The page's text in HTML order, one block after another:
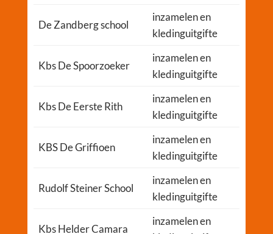
De Zandberg school
inzamelen en
kledinguitgifte
Kbs De Spoorzoeker
inzamelen en
kledinguitgifte
Kbs De Eerste Rith
inzamelen en
kledinguitgifte
KBS De Griffioen
inzamelen en
kledinguitgifte
Rudolf Steiner School
inzamelen en
kledinguitgifte
Kbs Helder Camara
inzamelen en